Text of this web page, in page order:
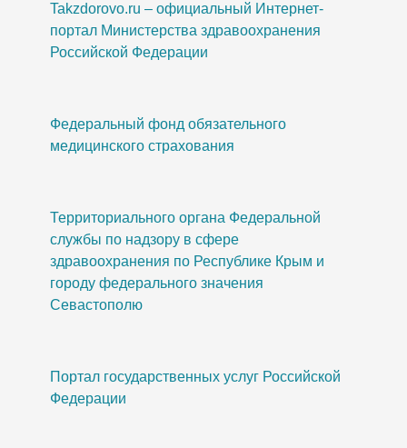
Takzdorovo.ru – официальный Интернет-
портал Министерства здравоохранения
Российской Федерации
Федеральный фонд обязательного
медицинского страхования
Территориального органа Федеральной
службы по надзору в сфере
здравоохранения по Республике Крым и
городу федерального значения
Севастополю
Портал государственных услуг Российской
Федерации